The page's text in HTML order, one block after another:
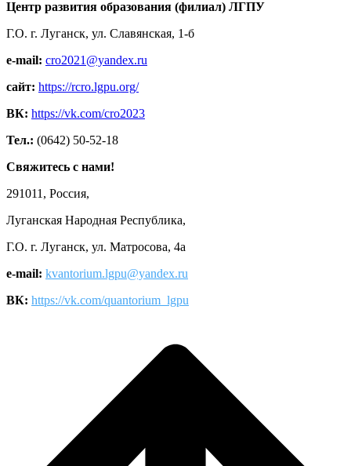
Центр развития образования (филиал) ЛГПУ
Г.О. г. Луганск, ул. Славянская, 1-б
e-mail: cro2021@yandex.ru
сайт: https://rcro.lgpu.org/
ВК: https://vk.com/cro2023
Тел.: (0642) 50-52-18
Свяжитесь с нами!
291011, Россия,
Луганская Народная Республика,
Г.О. г. Луганск, ул. Матросова, 4а
e-mail: kvantorium.lgpu@yandex.ru
ВК: https://vk.com/quantorium_lgpu